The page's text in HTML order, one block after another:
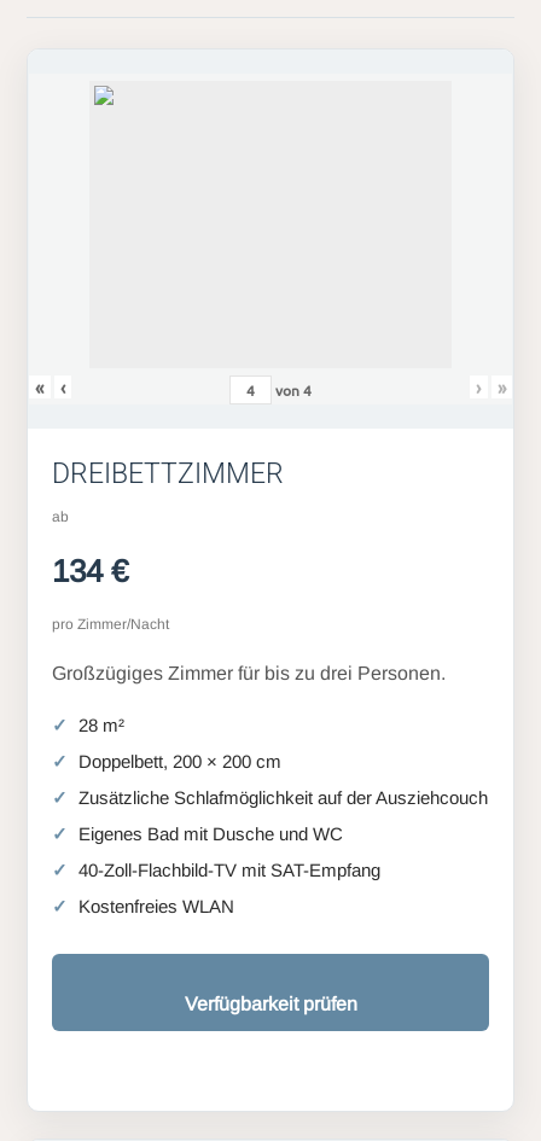
« ‹ von4 › »
DREIBETTZIMMER
ab
134 €
pro Zimmer/Nacht
Großzügiges Zimmer für bis zu drei Personen.
28 m²
Doppelbett, 200 × 200 cm
Zusätzliche Schlafmöglichkeit auf der Ausziehcouch
Eigenes Bad mit Dusche und WC
40-Zoll-Flachbild-TV mit SAT-Empfang
Kostenfreies WLAN
Verfügbarkeit prüfen